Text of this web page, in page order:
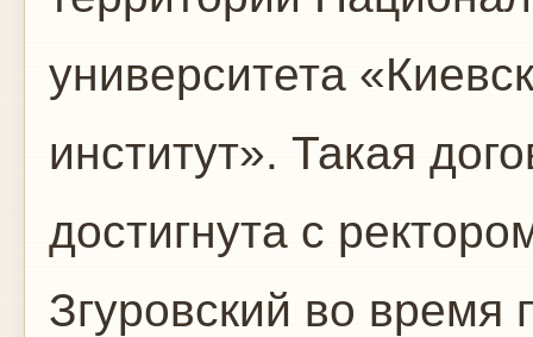
университета
институт». Такая
достигнута с
Згуровский во